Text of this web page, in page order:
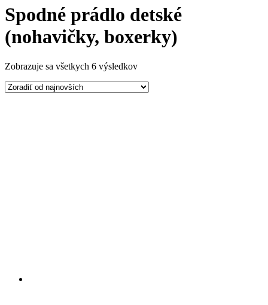
Spodné prádlo detské
(nohavičky, boxerky)
Zobrazuje sa všetkych 6 výsledkov